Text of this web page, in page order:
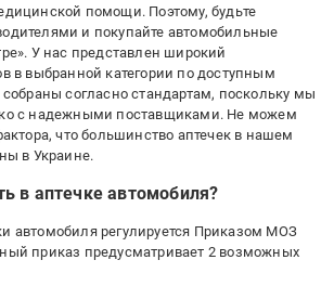
помощи. Поэтому, будьте
и покупайте автомобильные
У нас представлен широкий
в выбранной категории по доступным
согласно стандартам, поскольку мы
с надежными поставщиками. Не можем
что большинство аптечек в нашем
в Украине.
в аптечке автомобиля?
автомобиля регулируется Приказом МОЗ
приказ предусматривает 2 возможных